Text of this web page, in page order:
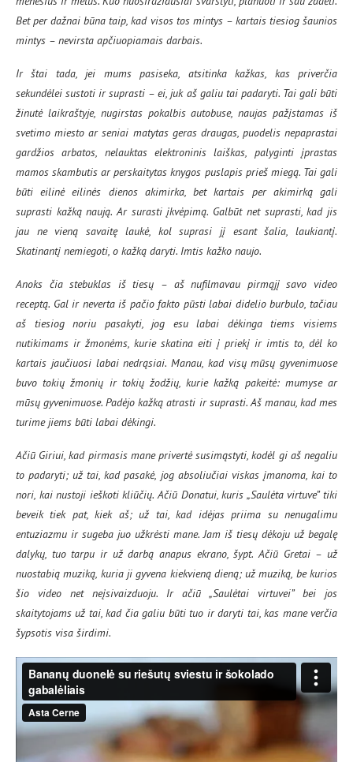
Bet per dažnai būna taip, kad visos tos mintys – kartais tiesiog šaunios
mintys – nevirsta apčiuopiamais darbais.
Ir štai tada, jei mums pasiseka, atsitinka kažkas, kas priverčia
sekundėlei sustoti ir suprasti – ei, juk aš galiu tai padaryti. Tai gali būti
žinutė laikraštyje, nugirstas pokalbis autobuse, naujas pažįstamas iš
svetimo miesto ar seniai matytas geras draugas, puodelis nepaprastai
gardžios arbatos, nelauktas elektroninis laiškas, palyginti įprastas
mamos skambutis ar perskaitytas knygos puslapis prieš miegą. Tai gali
būti eilinė eilinės dienos akimirka, bet kartais per akimirką gali
suprasti kažką naują. Ar surasti įkvėpimą. Galbūt net suprasti, kad jis
jau ne vieną savaitę laukė, kol suprasi jį esant šalia, laukiantį.
Skatinantį nemiegoti, o kažką daryti. Imtis kažko naujo.
Anoks čia stebuklas iš tiesų – aš nufilmavau pirmąjį savo video
receptą. Gal ir neverta iš pačio fakto pūsti labai didelio burbulo, tačiau
aš tiesiog noriu pasakyti, jog esu labai dėkinga tiems visiems
nutikimams ir žmonėms, kurie skatina eiti į priekį ir imtis to, dėl ko
kartais jaučiuosi labai nedrąsiai. Manau, kad visų mūsų gyvenimuose
buvo tokių žmonių ir tokių žodžių, kurie kažką pakeitė: mumyse ar
mūsų gyvenimuose. Padėjo kažką atrasti ir suprasti. Aš manau, kad mes
turime jiems būti labai dėkingi.
Ačiū Giriui, kad pirmasis mane privertė susimąstyti, kodėl gi aš negaliu
to padaryti; už tai, kad pasakė, jog absoliučiai viskas įmanoma, kai to
nori, kai nustoji ieškoti kliūčių. Ačiū Donatui, kuris „Saulėta virtuve” tiki
beveik tiek pat, kiek aš; už tai, kad idėjas priima su nenugalimu
entuziazmu ir sugeba juo užkrėsti mane. Jam iš tiesų dėkoju už begalę
dalykų, tuo tarpu ir už darbą anapus ekrano, šypt. Ačiū Gretai – už
nuostabią muziką, kuria ji gyvena kiekvieną dieną; už muziką, be kurios
šio video net neįsivaizduoju. Ir ačiū „Saulėtai virtuvei” bei jos
skaitytojams už tai, kad čia galiu būti tuo ir daryti tai, kas mane verčia
šypsotis visa širdimi.